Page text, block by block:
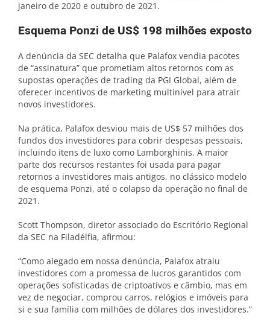
janeiro de 2020 e outubro de 2021.
Esquema Ponzi de US$ 198 milhões exposto
A denúncia da SEC detalha que Palafox vendia pacotes
de “assinatura” que prometiam altos retornos com as
supostas operações de trading da PGI Global, além de
oferecer incentivos de marketing multinível para atrair
novos investidores.
Na prática, Palafox desviou mais de US$ 57 milhões dos
fundos dos investidores para cobrir despesas pessoais,
incluindo itens de luxo como Lamborghinis. A maior
parte dos recursos restantes foi usada para pagar
retornos a investidores mais antigos, no clássico modelo
de esquema Ponzi, até o colapso da operação no final de
2021.
Scott Thompson, diretor associado do Escritório Regional
da SEC na Filadélfia, afirmou:
“Como alegado em nossa denúncia, Palafox atraiu
investidores com a promessa de lucros garantidos com
operações sofisticadas de criptoativos e câmbio, mas em
vez de negociar, comprou carros, relógios e imóveis para
si e sua família com milhões de dólares dos investidores.”